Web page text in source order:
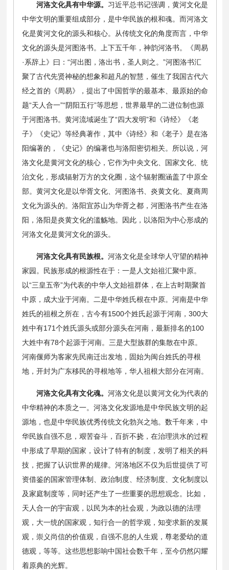
河洛文化具有中华源。 习近平总书记强调，黄河文化是
中华文明的重要组成部分，是中华民族的根和魂。而河洛文
化是黄河文化的源头和核心。从传统文化的角度而言，中华
文化的源头是河图洛书。上下五千年，神韵河洛书。《周易
·系辞上》曰：“河出图，洛出书，圣人则之。”河图洛书汇
聚了古代先贤神秘的想象和超凡的智慧，催生了我国古代六
经之首的《周易》，提出了中国哲学的最基本、最原始的命
题“天人合一”“阴阳五行”等思想，世界最早的二进位制也源
于河图洛书。黄河流域诞生了“四大发明”和《诗经》《老
子》《史记》等经典著作，其中《诗经》和《老子》是在洛
阳编著的，《史记》的编著也与洛阳密切相关。所以说，河
洛文化是黄河文化的核心，它作为中央文化、国家文化、统
治文化，形成辐射万方的文化圈，这个辐射圈涵盖了中原全
部。黄河文化是以华胥文化、河图洛书、炎黄文化、夏商周
文化为源头的。洛阳宜苏山为华胥之都，河图洛书产生在洛
阳，洛阳是炎黄文化的滥觞地。因此，以洛阳为中心形成的
河洛文化是黄河文化的源头。
河洛文化具有民族根。 河洛文化是全球华人守望的精神
家园。民族形成的根源性在于：一是人文始祖汇聚中原。
以“三皇五帝”为代表的中华人文始祖群体，在上古时期聚首
中原，成大业于河南。二是中华姓氏根在中原。河南是中华
姓氏的祖根之所在，古今有1500个姓氏起源于河南，300大
姓中有171个姓氏源头或部分源头在河南，最新排名的100
大姓中有78个起源于河南。三是大型族群的集散在中原。
河南偃师为客家先民南迁出发地，固始为闽台姓氏的寻根
地，开封为广东移民的寻根地等，华人祖根大部分在河南。
河洛文化具有文化魂。 河洛文化是以黄河文化为代表的
中华精神的本质之一。河洛文化发源地是中华民族文明的起
源地，也是中华民族优秀传统文化勃兴之地。数千年来，中
华民族自强不息，艰苦奋斗，百折不挠，在治理洪水的过程
中形成了早期的国家，设计了特有的制度，发明了相关的科
技，把握了认识世界的规律。河洛地区不仅为后世提供了可
资借鉴的国家管理体制、政治制度、经济制度、文化制度以
及家庭制度等，同时还产生了一些重要的思想观念。比如，
天人合一的宇宙观，以民为本的社会观，为政以德的法理
观，大一统的国家观，知行合一的哲学观，知变求新的发展
观，崇义尚信的价值观，自强不息的人生观，尊老爱幼的道
德观，等等。这些思想影响中国社会数千年，至今仍然闪耀
着原典的光辉。